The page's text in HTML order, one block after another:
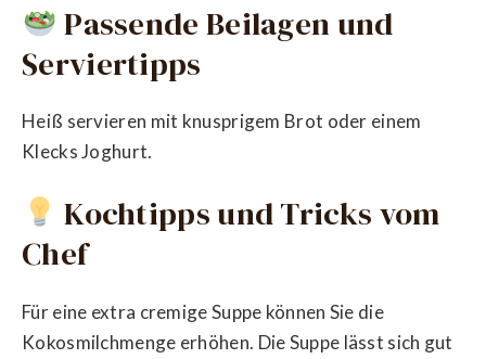
Passende Beilagen und
Serviertipps
Heiß servieren mit knusprigem Brot oder einem
Klecks Joghurt.
Kochtipps und Tricks vom
Chef
Für eine extra cremige Suppe können Sie die
Kokosmilchmenge erhöhen. Die Suppe lässt sich gut